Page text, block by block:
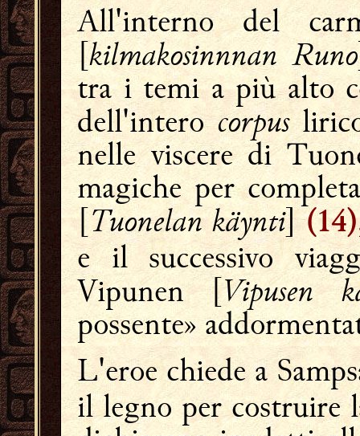
All'interno del
[kilmakosinnnan Runo
tra i temi a più alto
dell'interocorpus
nelle viscere di
magiche per
[Tuonelan käynti] (14)
e il successivo
Vipunen [Vipusen
possente»
L'eroe chiede a
il legno per costruire